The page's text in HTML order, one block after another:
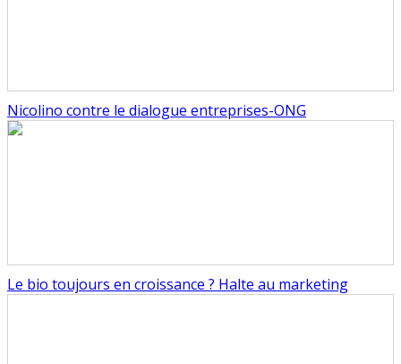
Nicolino contre le dialogue entreprises-ONG
Le bio toujours en croissance ? Halte au marketing